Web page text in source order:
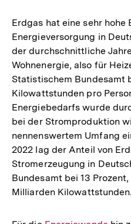
Erdgas hat eine sehr hohe
Energieversorgung in
der durchschnittliche
Wohnenergie, also für
Statistischem Bundesamt
Kilowattstunden pro
Energiebedarfs wurde
bei der Stromproduktion
nennenswertem Umfang
2022 lag der Anteil von
Stromerzeugung in
Bundesamt bei 13
Milliarden Kilowattstunden.